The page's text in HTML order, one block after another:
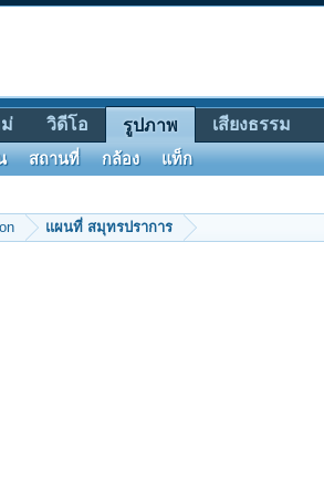
แผนที่ สมุทรปราการ
วิดีโอ รูปภาพ
สถานที่ กล้อง แท็ก
เสียงธรรม